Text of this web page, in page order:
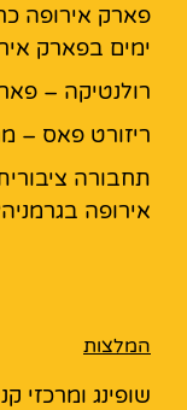
ימים בפארק
רולנטיקה –
ריזורט פאס –
תחבורה
אירופה
המלצות
שופינג ומרכזי